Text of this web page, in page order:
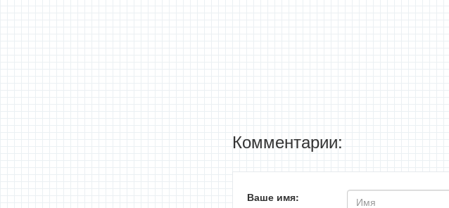
Комментарии:
Ваше имя: